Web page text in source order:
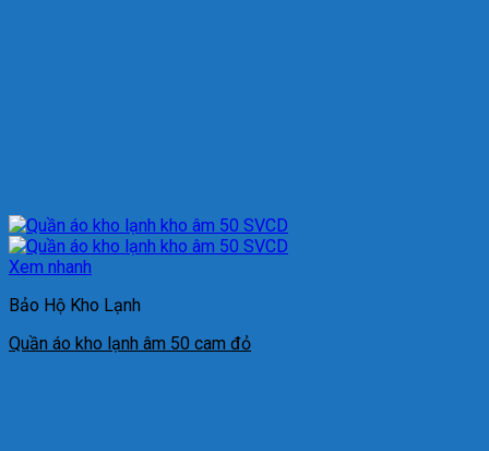
Xem nhanh
Bảo Hộ Kho Lạnh
Quần áo kho lạnh âm 50 cam đỏ